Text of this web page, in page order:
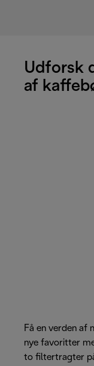
Udforsk
af
Få en verden af
nye favoritter
to filtertragter